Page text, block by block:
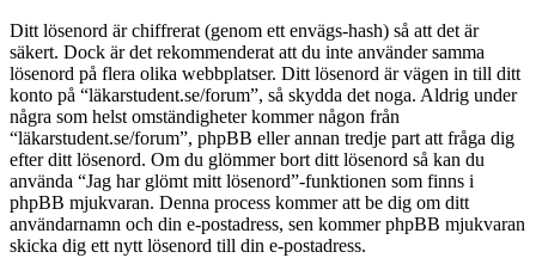
Ditt lösenord är chiffrerat (genom ett envägs-hash) så att det är
säkert. Dock är det rekommenderat att du inte använder samma
lösenord på flera olika webbplatser. Ditt lösenord är vägen in till ditt
konto på “läkarstudent.se/forum”, så skydda det noga. Aldrig under
några som helst omständigheter kommer någon från
“läkarstudent.se/forum”, phpBB eller annan tredje part att fråga dig
efter ditt lösenord. Om du glömmer bort ditt lösenord så kan du
använda “Jag har glömt mitt lösenord”-funktionen som finns i
phpBB mjukvaran. Denna process kommer att be dig om ditt
användarnamn och din e-postadress, sen kommer phpBB mjukvaran
skicka dig ett nytt lösenord till din e-postadress.